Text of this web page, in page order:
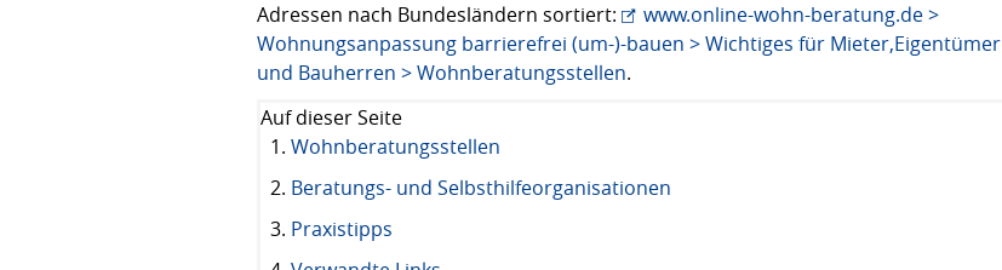
Adressen nach Bundesländern sortiert:
www.online-wohn-beratung.de >
Wohnungsanpassung barrierefrei (um-)-bauen > Wichtiges für Mieter,Eigentümer
und Bauherren > Wohnberatungsstellen.
Auf dieser Seite
Wohnberatungsstellen
Beratungs- und Selbsthilfeorganisationen
Praxistipps